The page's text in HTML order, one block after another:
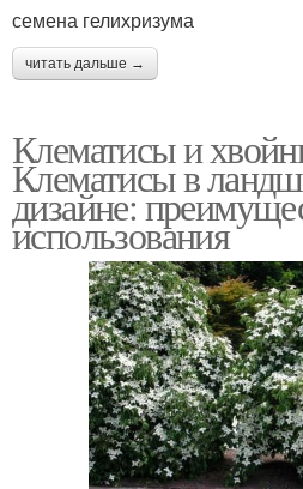
семена гелихризума
читать дальше →
Клематисы и
Клематисы в
дизайне:
использования